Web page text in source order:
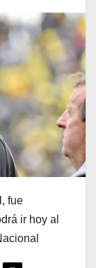
fue
ir hoy al